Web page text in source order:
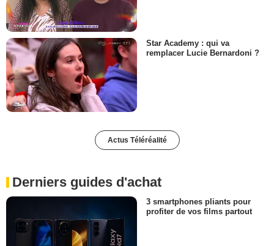
Star Academy : qui va
remplacer Lucie Bernardoni ?
Actus Téléréalité
Derniers guides d'achat
3 smartphones pliants pour
profiter de vos films partout